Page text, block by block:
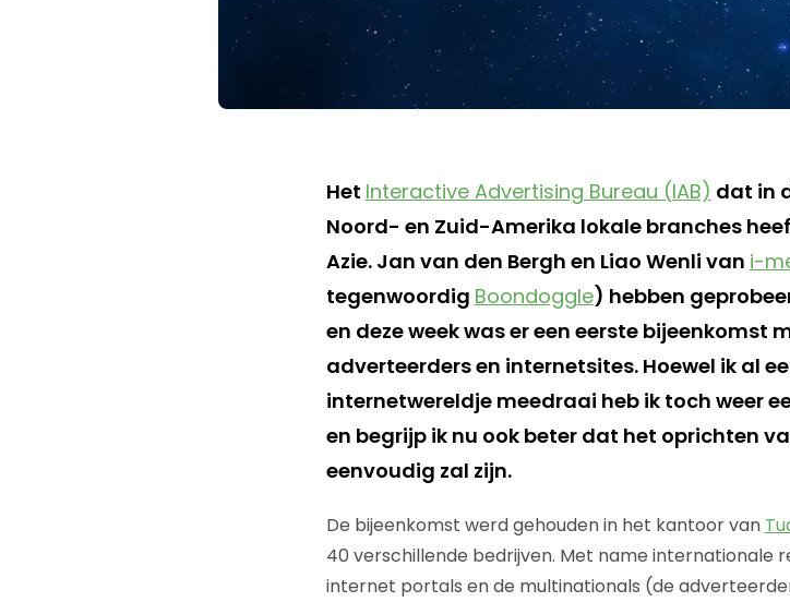
Het Interactive Advertising Bureau (IAB) dat in
Noord- en Zuid-Amerika lokale branches
Azie. Jan van den Bergh en Liao Wenli van i-
tegenwoordig Boondoggle) hebben
en deze week was er een eerste bijeenkomst
adverteerders en internetsites. Hoewel ik al
internetwereldje meedraai heb ik toch weer
en begrijp ik nu ook beter dat het oprichten
eenvoudig zal zijn.
De bijeenkomst werd gehouden in het kantoor van
40 verschillende bedrijven. Met name internationale
internet portals en de multinationals (de